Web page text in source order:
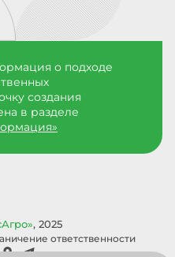
о подходе
создания
в разделе
, 2025
ответственности